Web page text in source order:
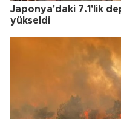
Japonya'daki 7.1'lik
yükseldi